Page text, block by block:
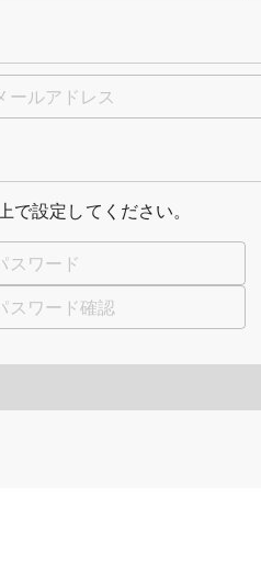
ールアドレス
で設定してください。
スワード
スワード確認